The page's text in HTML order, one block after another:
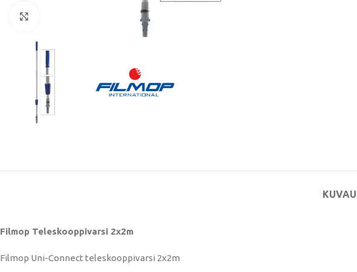
Filmop Teleskooppivarsi 2x2m
Filmop Uni-Connect teleskooppivarsi 2x2m